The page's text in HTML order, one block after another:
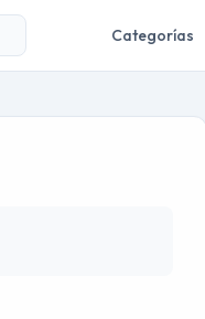
Categorías